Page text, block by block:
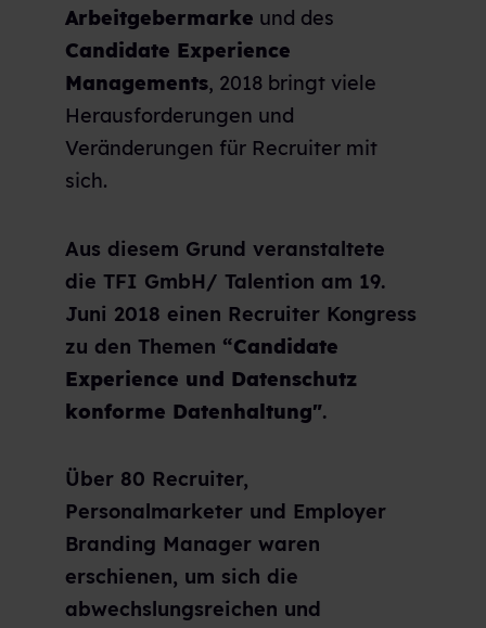
Arbeitgebermarke und des
Candidate Experience
Managements, 2018 bringt viele
Herausforderungen und
Veränderungen für Recruiter mit
sich.
Aus diesem Grund veranstaltete
die TFI GmbH/ Talention am 19.
Juni 2018 einen Recruiter Kongress
zu den Themen “Candidate
Experience und Datenschutz
konforme Datenhaltung".
Über 80 Recruiter,
Personalmarketer und Employer
Branding Manager waren
erschienen, um sich die
abwechslungsreichen und